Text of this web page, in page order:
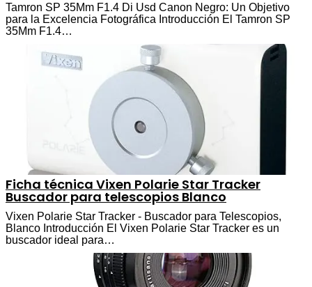
Tamron SP 35Mm F1.4 Di Usd Canon Negro: Un Objetivo
para la Excelencia Fotográfica Introducción El Tamron SP
35Mm F1.4…
Ficha técnica Vixen Polarie Star Tracker
Buscador para telescopios Blanco
Vixen Polarie Star Tracker - Buscador para Telescopios,
Blanco Introducción El Vixen Polarie Star Tracker es un
buscador ideal para…